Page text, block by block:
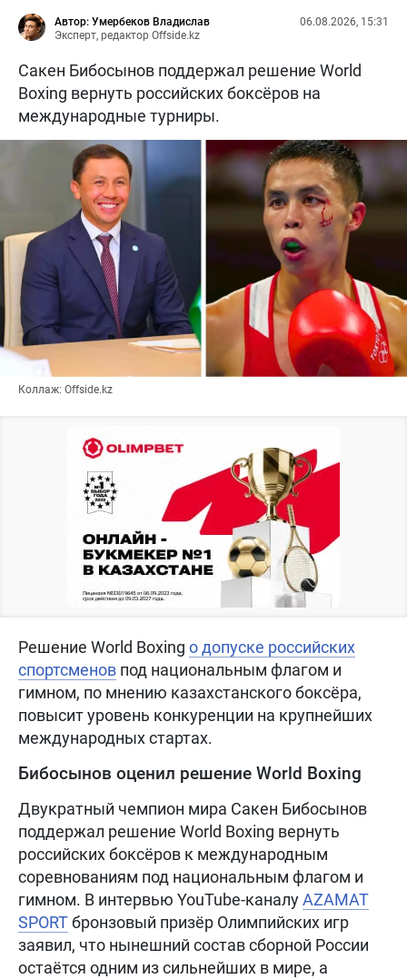
Автор: Умербеков Владислав
Эксперт, редактор Offside.kz
06.08.2026, 15:31
Сакен Бибосынов поддержал решение World
Boxing вернуть российских боксёров на
международные турниры.
Коллаж: Offside.kz
Решение World Boxing о допуске российских
спортсменов под национальным флагом и
гимном, по мнению казахстанского боксёра,
повысит уровень конкуренции на крупнейших
международных стартах.
Бибосынов оценил решение World Boxing
Двукратный чемпион мира Сакен Бибосынов
поддержал решение World Boxing вернуть
российских боксёров к международным
соревнованиям под национальным флагом и
гимном. В интервью YouTube-каналуAZAMAT
SPORTбронзовый призёр Олимпийских игр
заявил, что нынешний состав сборной России
остаётся одним из сильнейших в мире, а